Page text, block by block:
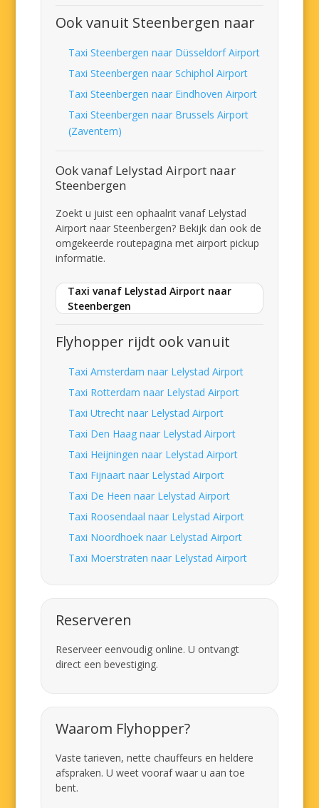
Ook vanuit Steenbergen naar
Taxi Steenbergen naar Düsseldorf Airport
Taxi Steenbergen naar Schiphol Airport
Taxi Steenbergen naar Eindhoven Airport
Taxi Steenbergen naar Brussels Airport
(Zaventem)
Ook vanaf Lelystad Airport naar
Steenbergen
Zoekt u juist een ophaalrit vanaf Lelystad
Airport naar Steenbergen? Bekijk dan ook de
omgekeerde routepagina met airport pickup
informatie.
Taxi vanaf Lelystad Airport naar
Steenbergen
Flyhopper rijdt ook vanuit
Taxi Amsterdam naar Lelystad Airport
Taxi Rotterdam naar Lelystad Airport
Taxi Utrecht naar Lelystad Airport
Taxi Den Haag naar Lelystad Airport
Taxi Heijningen naar Lelystad Airport
Taxi Fijnaart naar Lelystad Airport
Taxi De Heen naar Lelystad Airport
Taxi Roosendaal naar Lelystad Airport
Taxi Noordhoek naar Lelystad Airport
Taxi Moerstraten naar Lelystad Airport
Reserveren
Reserveer eenvoudig online. U ontvangt
direct een bevestiging.
Waarom Flyhopper?
Vaste tarieven, nette chauffeurs en heldere
afspraken. U weet vooraf waar u aan toe
bent.